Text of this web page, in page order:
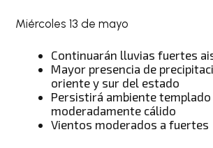
Miércoles 13 de mayo
Continuarán lluvias fuertes
Mayor presencia de
oriente y sur del estado
Persistirá ambiente templado
moderadamente cálido
Vientos moderados a fuertes